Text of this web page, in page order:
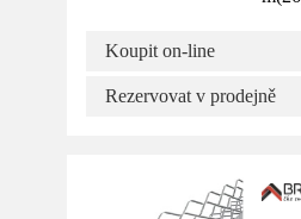
Koupit on-line
Rezervovat v prodejně